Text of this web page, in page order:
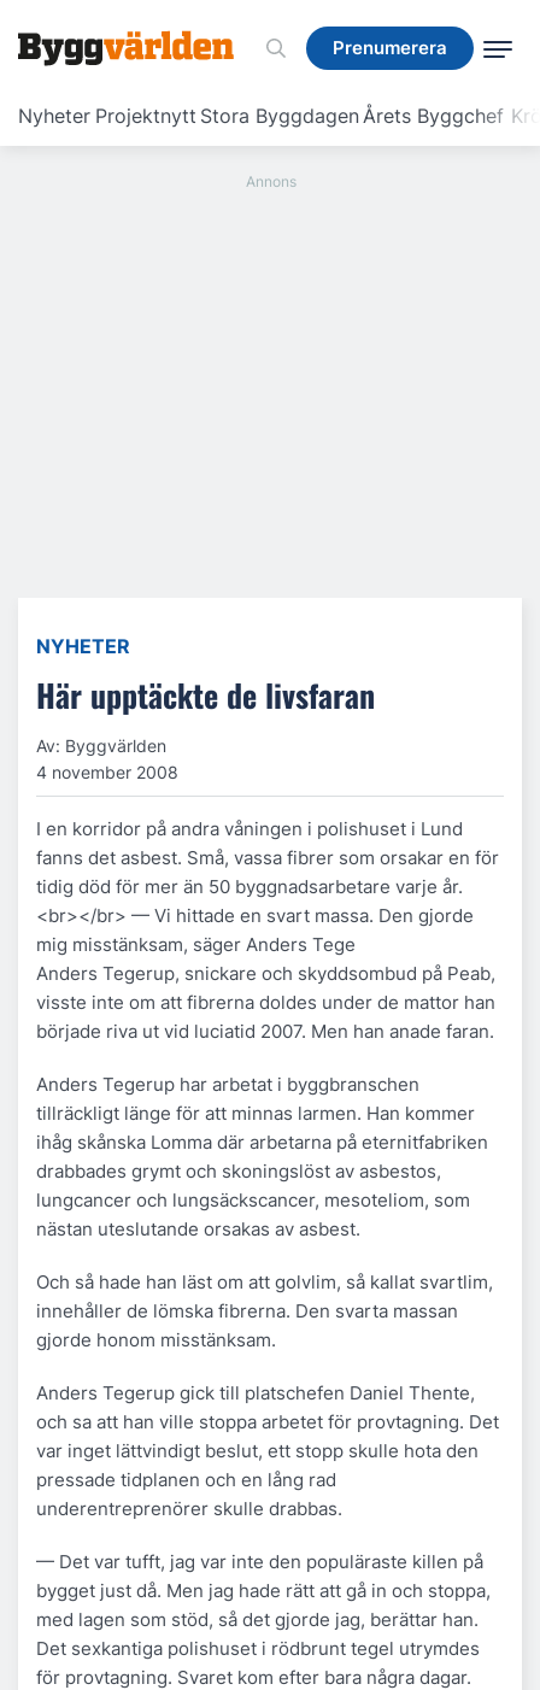
Prenumerera
Nyheter Projektnytt Stora ByggdagenÅrets Byggchef
Prenumerera
NYHETER
Här upptäckte de livsfaran
Av: Byggvärlden
4 november 2008
I en korridor på andra våningen i polishuset i Lund
fanns det asbest. Små, vassa fibrer som orsakar en för
tidig död för mer än 50 byggnadsarbetare varje år.
<br></br> — Vi hittade en svart massa. Den gjorde
mig misstänksam, säger Anders Tege
Anders Tegerup, snickare och skyddsombud på Peab,
visste inte om att fibrerna doldes under de mattor han
började riva ut vid luciatid 2007. Men han anade faran.
Anders Tegerup har arbetat i byggbranschen
tillräckligt länge för att minnas larmen. Han kommer
ihåg skånska Lomma där arbetarna på eternitfabriken
drabbades grymt och skoningslöst av asbestos,
lungcancer och lungsäckscancer, mesoteliom, som
nästan uteslutande orsakas av asbest.
Och så hade han läst om att golvlim, så kallat svartlim,
innehåller de lömska fibrerna. Den svarta massan
gjorde honom misstänksam.
Anders Tegerup gick till platschefen Daniel Thente,
och sa att han ville stoppa arbetet för provtagning. Det
var inget lättvindigt beslut, ett stopp skulle hota den
pressade tidplanen och en lång rad
underentreprenörer skulle drabbas.
— Det var tufft, jag var inte den populäraste killen på
bygget just då. Men jag hade rätt att gå in och stoppa,
med lagen som stöd, så det gjorde jag, berättar han.
Det sexkantiga polishuset i rödbrunt tegel utrymdes
för provtagning. Svaret kom efter bara några dagar.